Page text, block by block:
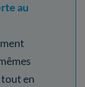
au
en